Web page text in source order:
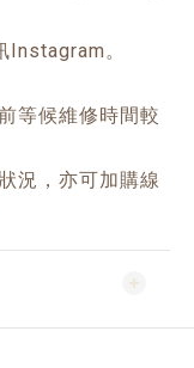
。
等候維修時間較
況，亦可加購線